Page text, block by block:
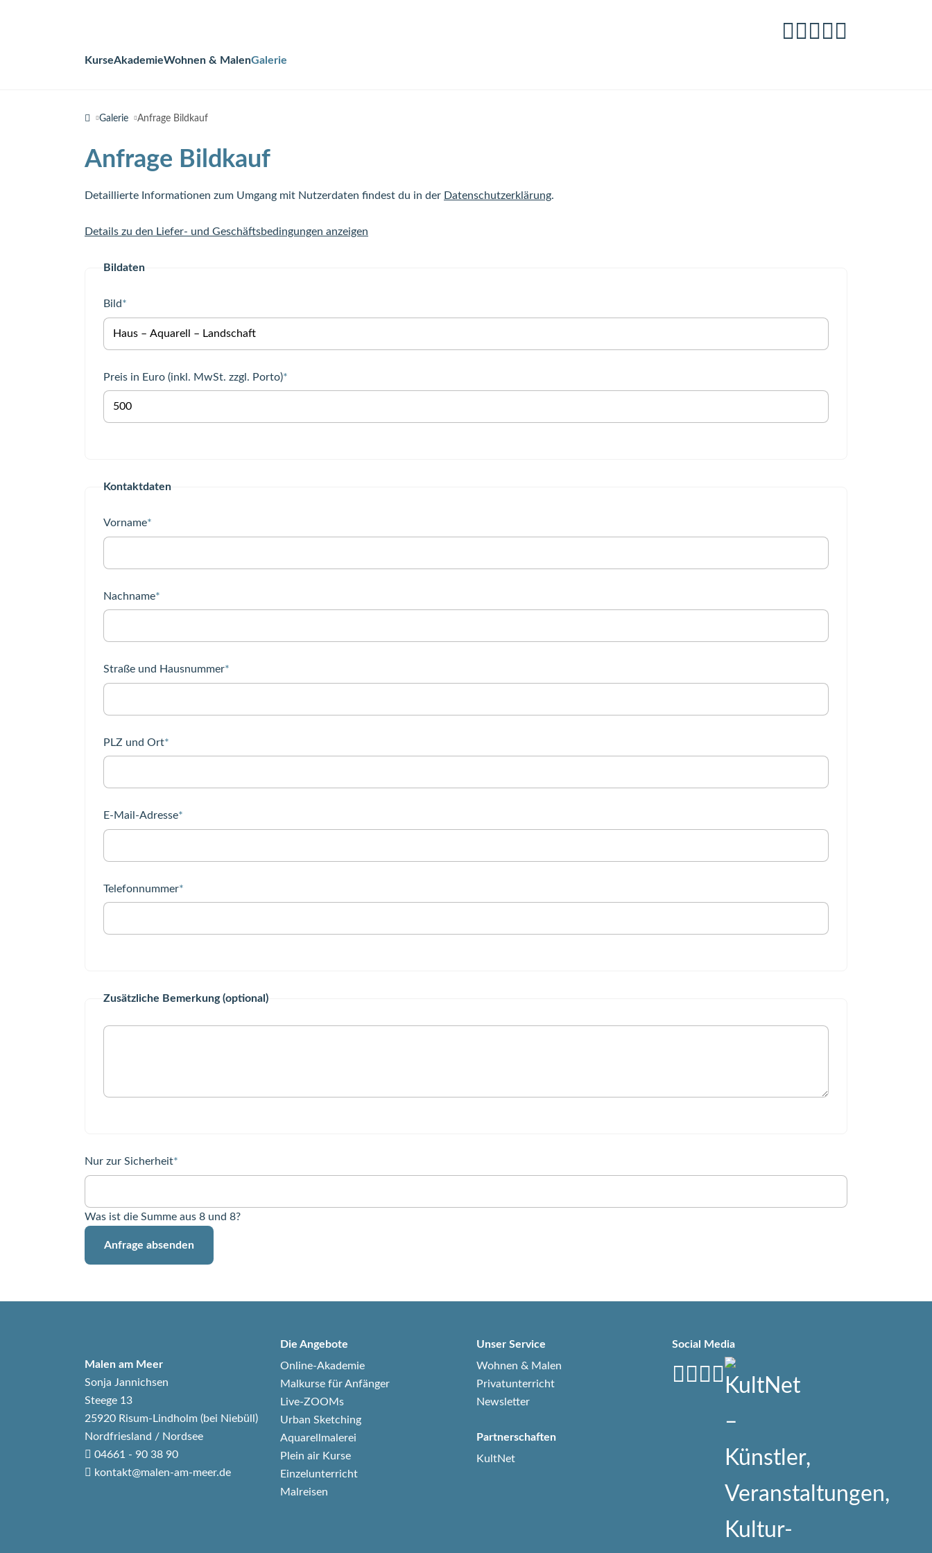
Navigation
KurseAkademieWohnen & MalenGalerie
Galerie Anfrage Bildkauf
Anfrage Bildkauf
Detaillierte Informationen zum Umgang mit Nutzerdaten findest du in der Datenschutzerklärung.
Details zu den Liefer- und Geschäftsbedingungen anzeigen
Bildaten
Pflichtfeld
Bild*
Pflichtfeld
Preis in Euro (inkl. MwSt. zzgl. Porto)*
Kontaktdaten
Pflichtfeld
Vorname*
Pflichtfeld
Nachname*
Pflichtfeld
Straße und Hausnummer*
Pflichtfeld
PLZ und Ort*
Pflichtfeld
E-Mail-Adresse*
Pflichtfeld
Telefonnummer*
Zusätzliche Bemerkung (optional)
Pflichtfeld
Nur zur Sicherheit*
Was ist die Summe aus 8 und 8?
Anfrage absenden
Malen am Meer
Sonja Jannichsen
Steege 13
25920 Risum-Lindholm (bei Niebüll)
Nordfriesland / Nordsee
04661 - 90 38 90
kontakt@malen-am-meer.de
Die Angebote
Online-Akademie
Malkurse für Anfänger
Live-ZOOMs
Urban Sketching
Aquarellmalerei
Plein air Kurse
Einzelunterricht
Malreisen
Unser Service
Wohnen & Malen
Privatunterricht
Newsletter
Partnerschaften
KultNet
Social Media